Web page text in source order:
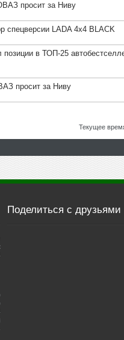
просит за Ниву
LADA 4х4 BLACK
позиции в ТОП-25
просит за Ниву
Текущее
Поделиться с друзьями